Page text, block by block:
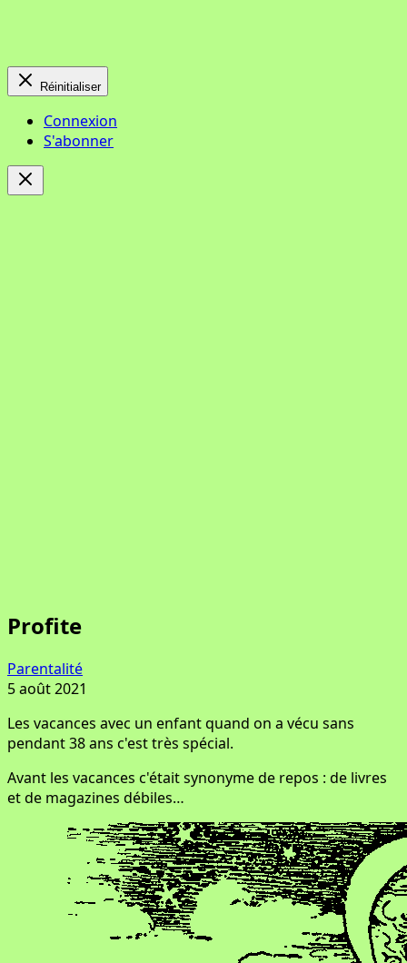
Réinitialiser
Connexion
S'abonner
Profite
Parentalité
5 août 2021
Les vacances avec un enfant quand on a vécu sans
pendant 38 ans c'est très spécial.
Avant les vacances c'était synonyme de repos : de livres
et de magazines débiles…